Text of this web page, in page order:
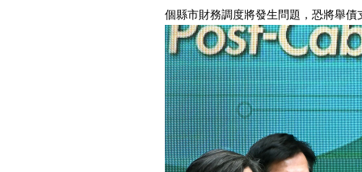
個縣市財務調度將發生問題，恐將舉債